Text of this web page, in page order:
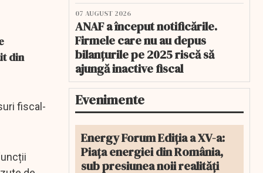
din
fiscal-
07 AUGUST 2026
ANAF a început notificările.
Firmele care nu au depus
bilanțurile pe 2025 riscă să
ajungă inactive fiscal
Evenimente
Energy Forum Ediția a XV-a:
Piața energiei din România,
sub presiunea noii realități